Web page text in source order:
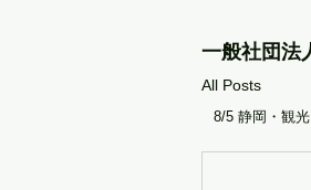
一般社団法
8/5 静岡・観
All Posts